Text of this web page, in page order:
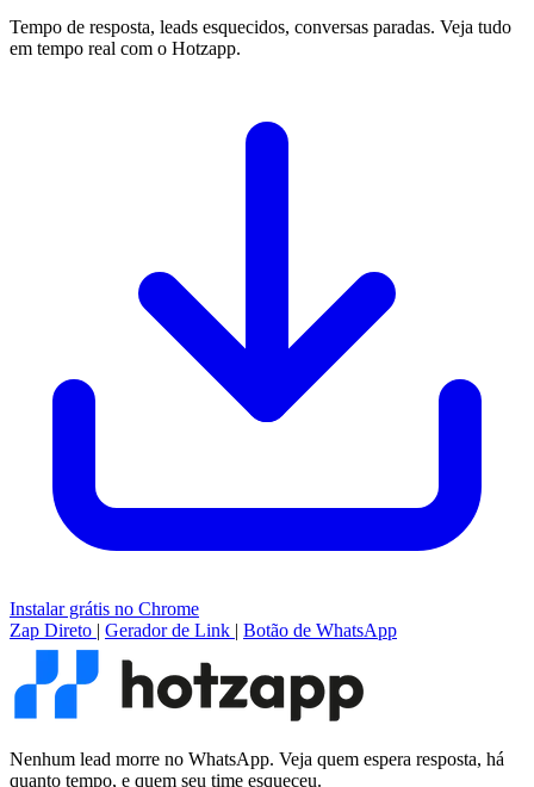
Tempo de resposta, leads esquecidos, conversas paradas. Veja tudo
em tempo real com o Hotzapp.
Instalar grátis no Chrome
Zap Direto | Gerador de Link | Botão de WhatsApp
Nenhum lead morre no WhatsApp. Veja quem espera resposta, há
quanto tempo, e quem seu time esqueceu.